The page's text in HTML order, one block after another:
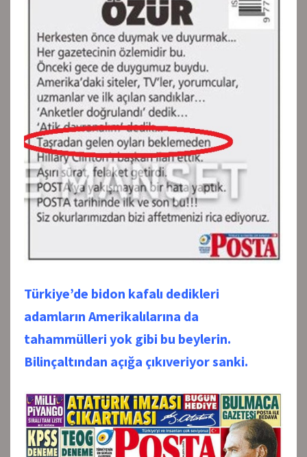
Türkiye’de bidon kafalı dedikleri
adamların Amerikalılarına da
tahammülleri yok gibi bu beylerin.
Bilinçaltından açığa çıkıveriyor sanki.